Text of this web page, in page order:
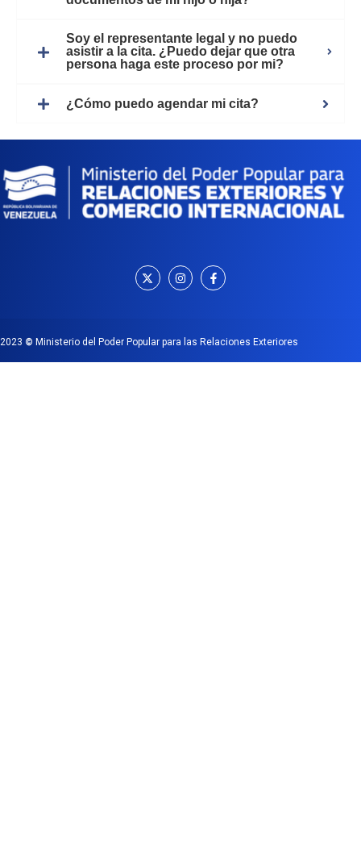
Soy el representante legal y no puedo
asistir a la cita. ¿Puedo dejar que otra
persona haga este proceso por mi?
¿Cómo puedo agendar mi cita?
2023 © Ministerio del Poder Popular para las Relaciones Exteriores